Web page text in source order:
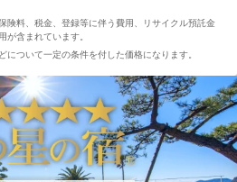
険料、税金、登録等に伴う費用、リサイクル預託金
が含まれています。
について一定の条件を付した価格になります。